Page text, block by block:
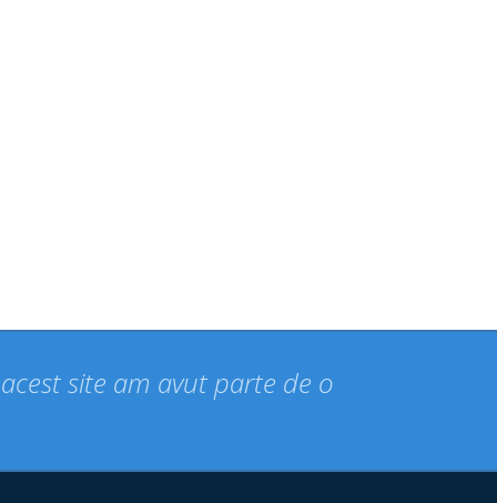
site am avut parte de o